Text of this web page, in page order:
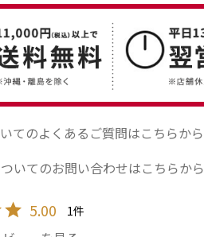
てのよくあるご質問はこちらから
いてのお問い合わせはこちらから
5.00 1